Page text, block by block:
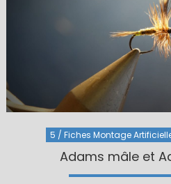
5 / Fiches Montage
Adams mâle et